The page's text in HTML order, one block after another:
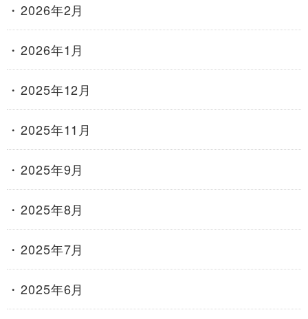
2026年2月
2026年1月
2025年12月
2025年11月
2025年9月
2025年8月
2025年7月
2025年6月